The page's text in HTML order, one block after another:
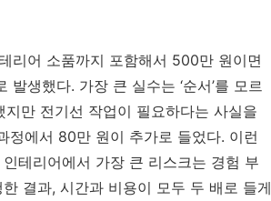
리어 소품까지 포함해서 500만 원이면
생했다. 가장 큰 실수는 ‘순서’를 모르
만 전기선 작업이 필요하다는 사실을
정에서 80만 원이 추가로 들었다. 이런
테리어에서 가장 큰 리스크는 경험 부
결과, 시간과 비용이 모두 두 배로 들게